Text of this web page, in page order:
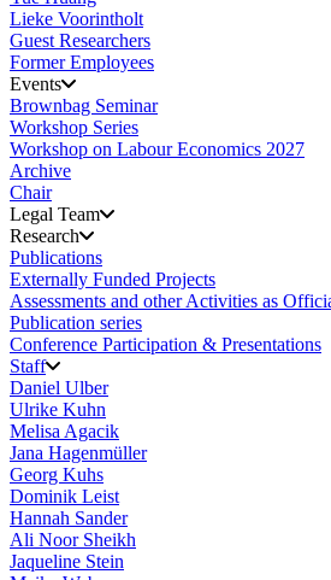
Lieke Voorintholt
Guest Researchers
Former Employees
Events
Brownbag Seminar
Workshop Series
Workshop on Labour Economics 2027
Archive
Chair
Legal Team
Research
Publications
Externally Funded Projects
Assessments and other Activities as
Publication series
Conference Participation & Presentations
Staff
Daniel Ulber
Ulrike Kuhn
Melisa Agacik
Jana Hagenmüller
Georg Kuhs
Dominik Leist
Hannah Sander
Ali Noor Sheikh
Jaqueline Stein